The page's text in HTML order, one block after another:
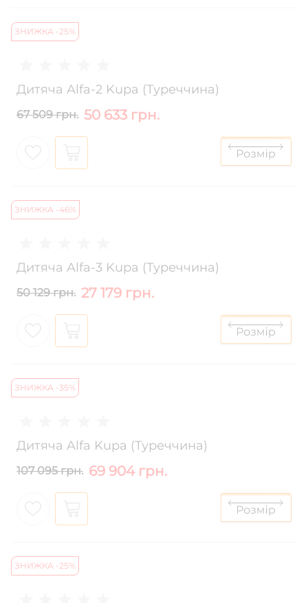
ЗНИЖКА -25%
Дитяча Alfa-2 Kupa (Туреччина)
67 509 грн. 50 633 грн.
ЗНИЖКА -46%
Дитяча Alfa-3 Kupa (Туреччина)
50 129 грн. 27 179 грн.
ЗНИЖКА -35%
Дитяча Alfa Kupa (Туреччина)
107 095 грн. 69 904 грн.
ЗНИЖКА -25%